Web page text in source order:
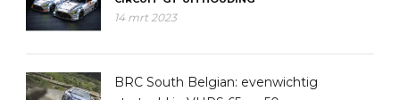
14 mrt 2023
BRC South Belgian: evenwichtig